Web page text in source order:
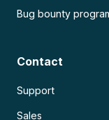
Bug bounty
Contact
Support
Sales